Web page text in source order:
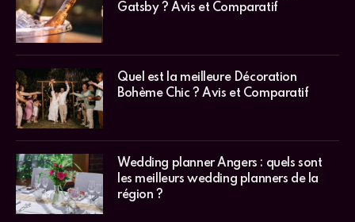
Gatsby ? Avis et Comparatif
Quel est la meilleure Décoration
Bohème Chic ? Avis et Comparatif
Wedding planner Angers : quels sont
les meilleurs wedding planners de la
région ?